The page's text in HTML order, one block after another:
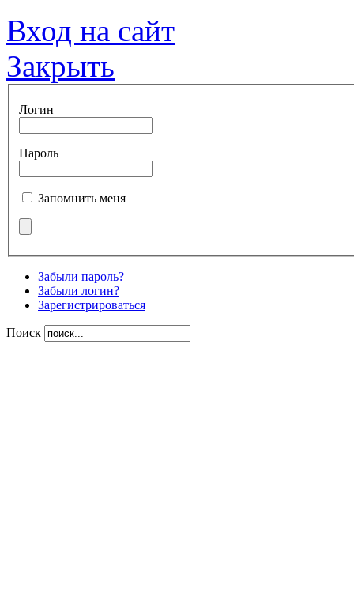
Вход на сайт
Закрыть
Логин
Пароль
Запомнить меня
Забыли пароль?
Забыли логин?
Зарегистрироваться
Поиск